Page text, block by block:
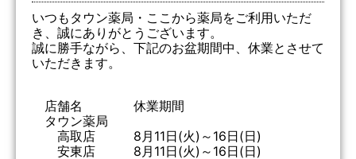
いつもタウン薬局・ここから薬局をご利用いただ
き、誠にありがとうございます。
誠に勝手ながら、下記のお盆期間中、休業とさせて
いただきます。
店舗名 休業期間
タウン薬局
高取店 8月11日(火)～16日(日)
安東店 8月11日(火)～16日(日)